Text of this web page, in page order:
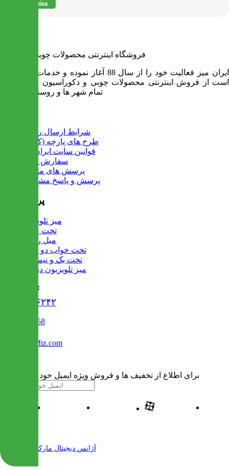
مشاهده همه
فروشگاه اینترنتی محصولات چوبی ایران میز
ایران میز فعالیت خود را از سال 88 آغاز نموده و خدمات آن عبارت
است از فروش اینترنتی محصولات چوبی و دکوراسیون و ارسال به
تمام شهر ها و روستاهای کشور
شرایط ارسال رایگان
طرح های پارچه (کالیته)
قوانین سایت ایران میز
سفارش عمده
پرسش های متداول
پرسش و پاسخ مشتریان
پرفروش ها
میز تلویزیون
تخت خواب
مبل راحتی
تخت خواب دو طبقه
تخت یک و نیم نفره
میز تلویزیون دیواری
تماس با ما :
۰۲۱۹۱۳۰۶۲۴۲
02122509458
Info@IranMiz.com
برای اطلاع از تخفیف ها و فروش ویژه ایمیل خود را وارد کنید
آژانس دیجیتال مارکتینگ مهرنت